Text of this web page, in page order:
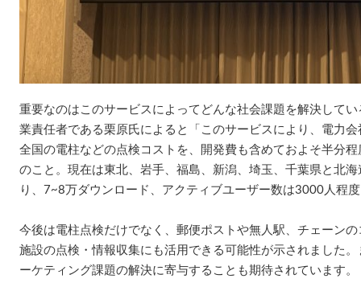
重要なのはこのサービスによってどんな社会課題を解決して
業責任者である栗原氏によると「このサービスにより、電力
全国の電柱などの点検コストを、開発費も含めておよそ半分
のこと。現在は東北、岩手、福島、新潟、埼玉、千葉県と北
り、7~8万ダウンロード、アクティブユーザー数は3000人程
今後は電柱点検だけでなく、郵便ポストや無人駅、チェーン
施設の点検・情報収集にも活用できる可能性が示されました
ーケティング課題の解決に寄与することも期待されています。